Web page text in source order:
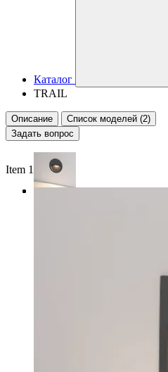
Каталог
TRAIL
Описание
Список моделей (2)
Задать вопрос
Item 1 of 3